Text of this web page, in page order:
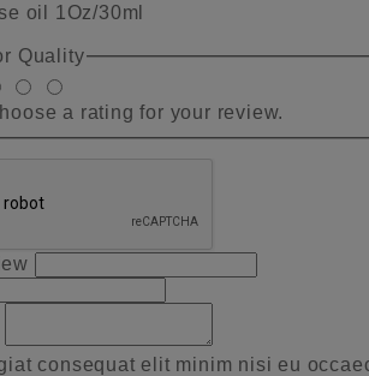
oil 1Oz/30ml
Quality
a rating for your review.
consequat elit minim nisi eu